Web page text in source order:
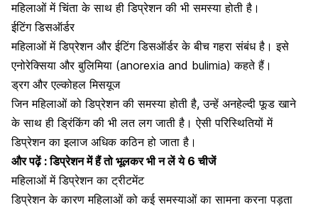
महिलाओं में चिंता के साथ ही डिप्रेशन की भी समस्या होती है।
ईटिंग डिसऑर्डर
महिलाओं में डिप्रेशन और ईटिंग डिसऑर्डर के बीच गहरा संबंध है। इसे
एनोरेक्सिया और बुलिमिया (anorexia and bulimia) कहते हैं।
ड्रग और एल्कोहल मिसयूज
जिन महिलाओं को डिप्रेशन की समस्या होती है, उन्हें अनहेल्दी फूड खाने
के साथ ही ड्रिंकिंग की भी लत लग जाती है। ऐसी परिस्थितियों में
डिप्रेशन का इलाज अधिक कठिन हो जाता है।
और पढ़ें :डिप्रेशन में हैं तो भूलकर भी न लें ये 6 चीजें
महिलाओं में डिप्रेशन का ट्रीटमेंट
डिप्रेशन के कारण महिलाओं को कई समस्याओं का सामना करना पड़ता